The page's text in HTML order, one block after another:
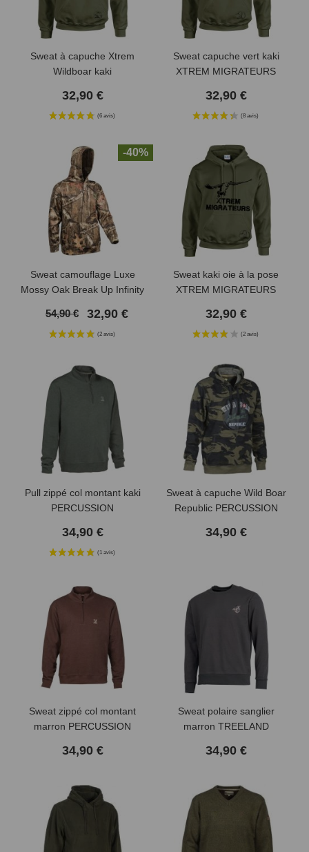
Sweat à capuche Xtrem
Wildboar kaki
32,90 €
Sweat capuche vert kaki
XTREM MIGRATEURS
32,90 €
-40%
Sweat camouflage Luxe
Mossy Oak Break Up Infinity
54,90 € 32,90 €
Sweat kaki oie à la pose
XTREM MIGRATEURS
32,90 €
Pull zippé col montant kaki
PERCUSSION
34,90 €
Sweat à capuche Wild Boar
Republic PERCUSSION
34,90 €
Sweat zippé col montant
marron PERCUSSION
34,90 €
Sweat polaire sanglier
marron TREELAND
34,90 €